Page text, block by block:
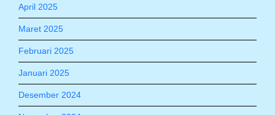
April 2025
Maret 2025
Februari 2025
Januari 2025
Desember 2024